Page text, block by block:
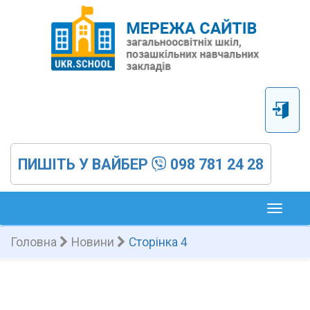
ПИШІТЬ У ВАЙБЕР 098 781 24 28
Toggle
Головна
Новини Сторінка 4